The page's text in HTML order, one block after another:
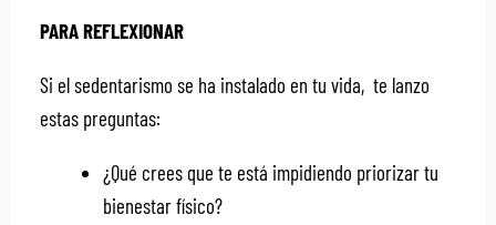
PARA REFLEXIONAR
Si el sedentarismo se ha instalado en tu vida, te lanzo
estas preguntas:
¿Qué crees que te está impidiendo priorizar tu
bienestar físico?